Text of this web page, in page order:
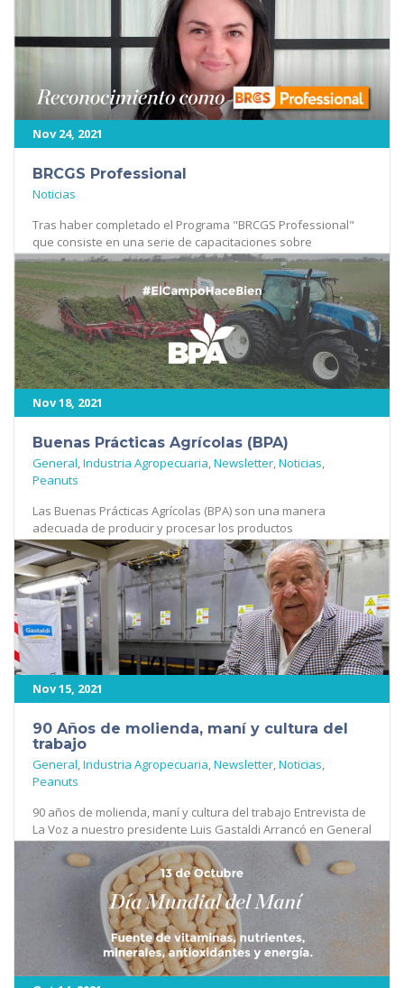
425
Nov 24, 2021
BRCGS Professional
Noticias
Tras haber completado el Programa "BRCGS Professional"
que consiste en una serie de capacitaciones sobre
habilidades necesarias para [...]
368
Nov 18, 2021
Buenas Prácticas Agrícolas (BPA)
General Industria Agropecuaria Newsletter Noticias
Peanuts
Las Buenas Prácticas Agrícolas (BPA) son una manera
adecuada de producir y procesar los productos
agropecuarios para que cumplan con los [...]
418
Nov 15, 2021
90 Años de molienda, maní y cultura del
trabajo
General Industria Agropecuaria Newsletter Noticias
Peanuts
90 años de molienda, maní y cultura del trabajo Entrevista de
La Voz a nuestro presidente Luis Gastaldi Arrancó en General
Deheza en [...]
369